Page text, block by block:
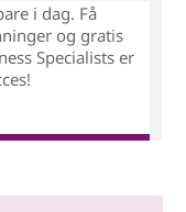
i dag. Få
og gratis
Specialists er